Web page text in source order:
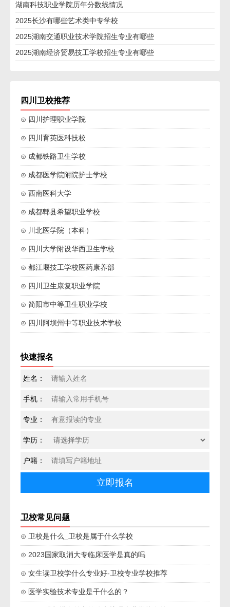
湖南科技职业学院历年分数线情况
2025长沙有哪些艺术类中专学校
2025湖南交通职业技术学院招生专业有哪些
2025湖南经济贸易技工学校招生专业有哪些
四川卫校推荐
⊙ 四川护理职业学院
⊙ 四川育英医科技校
⊙ 成都铁路卫生学校
⊙ 成都医学院附院护士学校
⊙ 西南医科大学
⊙ 成都郫县希望职业学校
⊙ 川北医学院（本科）
⊙ 四川大学附设华西卫生学校
⊙ 都江堰技工学校医药康养部
⊙ 四川卫生康复职业学院
⊙ 简阳市中等卫生职业学校
⊙ 四川阿坝州中等职业技术学校
快速报名
姓名：
手机：
专业：
学历：
户籍：
卫校常见问题
⊙ 卫校是什么_卫校是属于什么学校
⊙ 2023国家取消大专临床医学是真的吗
⊙ 女生读卫校学什么专业好-卫校专业学校推荐
⊙ 医学实验技术专业是干什么的？